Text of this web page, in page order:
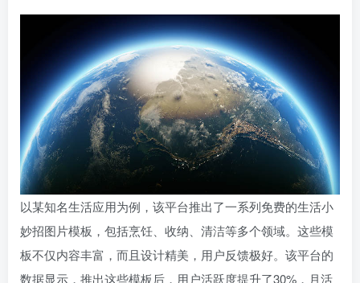
以某知名生活应用为例，该平台推出了一系列免费的生活小
妙招图片模板，包括烹饪、收纳、清洁等多个领域。这些模
板不仅内容丰富，而且设计精美，用户反馈极好。该平台的
数据显示，推出这些模板后，用户活跃度提升了30%，月活